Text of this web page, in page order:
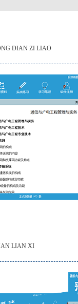
DIAN ZI LIAO
LIAN XI